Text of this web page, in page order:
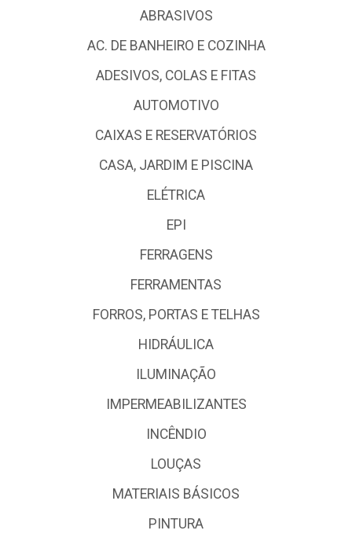
ABRASIVOS
AC. DE BANHEIRO E COZINHA
ADESIVOS, COLAS E FITAS
AUTOMOTIVO
CAIXAS E RESERVATÓRIOS
CASA, JARDIM E PISCINA
ELÉTRICA
EPI
FERRAGENS
FERRAMENTAS
FORROS, PORTAS E TELHAS
HIDRÁULICA
ILUMINAÇÃO
IMPERMEABILIZANTES
INCÊNDIO
LOUÇAS
MATERIAIS BÁSICOS
PINTURA